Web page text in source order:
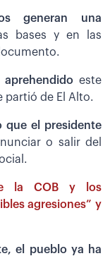
generan una
bases y en las
este
partió de El Alto.
que el presidente
o salir del
la COB y los
agresiones” y
el pueblo ya ha